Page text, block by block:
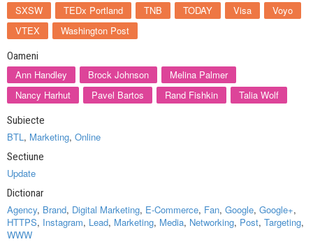
SXSW
TEDx Portland TNB TODAY Visa
Voyo
VTEX
Washington Post
Oameni
Ann Handley Brock Johnson
Melina Palmer
Nancy Harhut
Pavel Bartos Rand Fishkin Talia Wolf
Subiecte
BTL , Marketing, Online
Sectiune
Update
Dictionar
Agency, Brand, Digital Marketing, E-Commerce, Fan, Google, Google+,
HTTPS, Instagram, Lead, Marketing, Media, Networking, Post, Targeting,
WWW